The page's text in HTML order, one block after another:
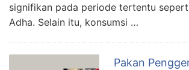
signifikan pada periode tertentu
Adha. Selain itu, konsumsi …
Pakan